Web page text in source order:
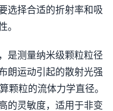
选择合适的折射率和吸
。
是测量纳米级颗粒粒径
朗运动引起的散射光强
颗粒的流体力学直径。
的灵敏度，适用于非变